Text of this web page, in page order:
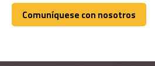
Comuníquese con nosotros
Comuníquese con nosotros